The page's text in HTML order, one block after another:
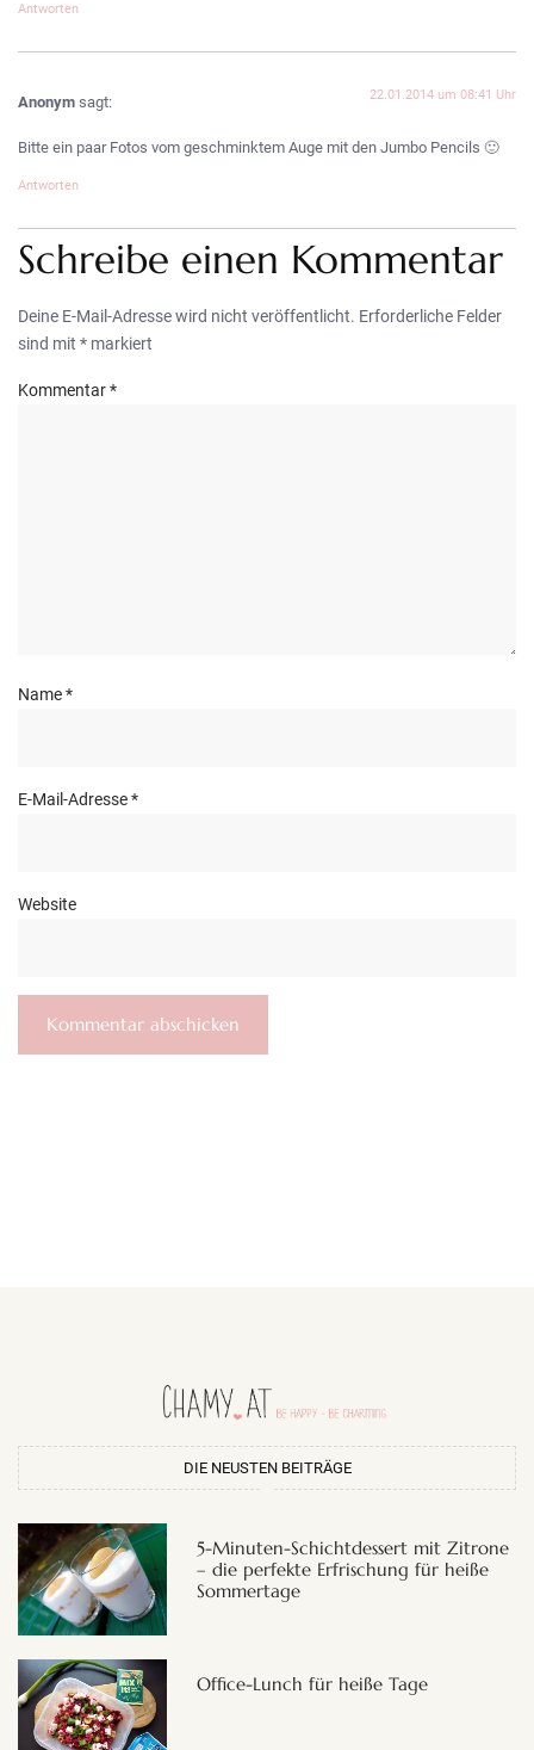
Antworten
Anonym sagt: 22.01.2014 um 08:41 Uhr
Bitte ein paar Fotos vom geschminktem Auge mit den Jumbo Pencils 🙂
Antworten
Schreibe einen Kommentar
Deine E-Mail-Adresse wird nicht veröffentlicht. Erforderliche Felder
sind mit * markiert
Kommentar*
Name*
E-Mail-Adresse*
Website
DIE NEUSTEN BEITRÄGE
5-Minuten-Schichtdessert mit Zitrone
– die perfekte Erfrischung für heiße
Sommertage
Office-Lunch für heiße Tage